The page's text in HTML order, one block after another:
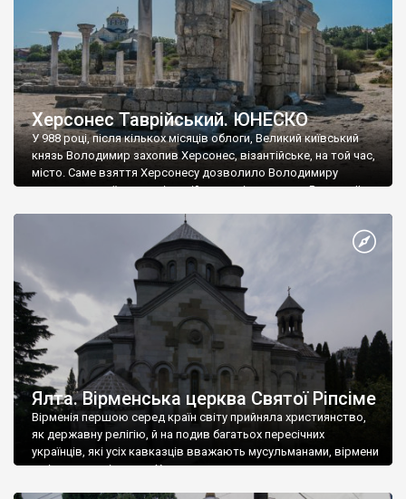
Херсонес Таврійський. ЮНЕСКО
У 988 році, після кількох місяців облоги, Великий київський
князь Володимир захопив Херсонес, візантійське, на той час,
місто. Саме взяття Херсонесу дозволило Володимиру
диктувати свої умови візантійському імператору Василю ІІ, та
Херсонесі Володимир-язичник, став Василем-християнином.
А потім було Хрещення Русі. На честь Херсонесу Таврійського
Ялта. Вірменська церква Святої Ріпсіме
Вірменія першою серед країн світу прийняла християнство,
як державну релігію, й на подив багатьох пересічних
українців, які усіх кавказців вважають мусульманами, вірмени
є відданими вірянами Христа